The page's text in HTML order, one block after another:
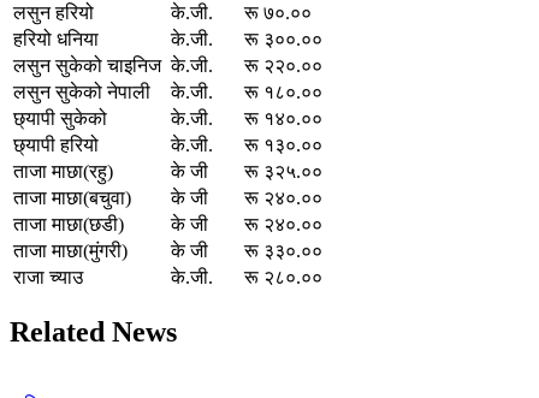
लसुन हरियो
के.जी.
रू ७०.००
हरियो धनिया
के.जी.
रू ३००.००
लसुन सुकेको चाइनिज के.जी.
रू २२०.००
लसुन सुकेको नेपाली
के.जी.
रू १८०.००
छ्यापी सुकेको
के.जी.
रू १४०.००
छ्यापी हरियो
के.जी.
रू १३०.००
ताजा माछा(रहु)
के जी
रू ३२५.००
ताजा माछा(बचुवा)
के जी
रू २४०.००
ताजा माछा(छडी)
के जी
रू २४०.००
ताजा माछा(मुंगरी)
के जी
रू ३३०.००
राजा च्याउ
के.जी. रू २८०.००
Related News